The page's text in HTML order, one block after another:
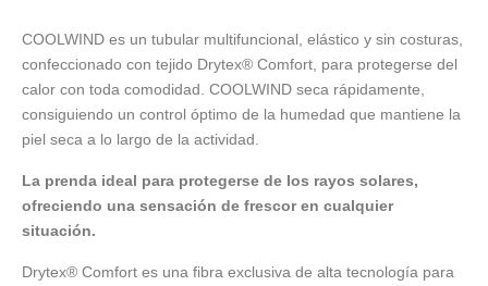
COOLWIND es un tubular multifuncional, elástico y sin costuras,
confeccionado con tejido Drytex® Comfort, para protegerse del
calor con toda comodidad. COOLWIND seca rápidamente,
consiguiendo un control óptimo de la humedad que mantiene la
piel seca a lo largo de la actividad.
La prenda ideal para protegerse de los rayos solares,
ofreciendo una sensación de frescor en cualquier
situación.
Drytex® Comfort es una fibra exclusiva de alta tecnología para